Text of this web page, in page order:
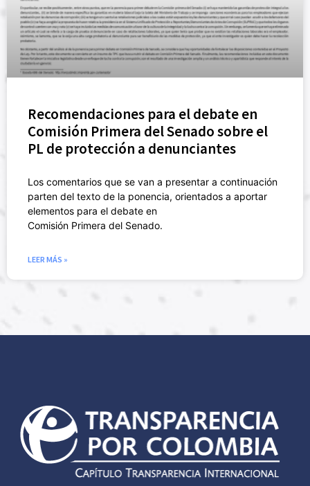
Recomendaciones para el debate en
Comisión Primera del Senado sobre el
PL de protección a denunciantes
Los comentarios que se van a presentar a continuación
parten del texto de la ponencia, orientados a aportar
elementos para el debate en
Comisión Primera del Senado.
LEER MÁS »